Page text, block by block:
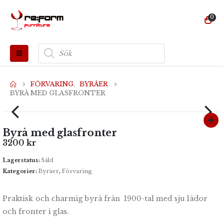
0
Produktsökning
FÖRVARING, BYRÅER
BYRÅ MED GLASFRONTER
Byrå med glasfronter
3200 kr
Lagerstatus: Såld
Kategorier: Byråer, Förvaring
Praktisk och charmig byrå från 1900-tal med sju lådor
och fronter i glas.